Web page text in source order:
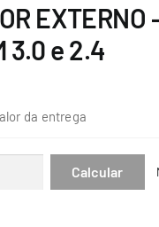
EXTERNO
3.0 e 2.4
da entrega